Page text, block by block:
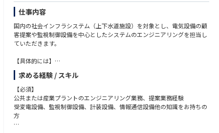
仕事内容
国内の社会インフラシステム（上下水道施設）を対象とし、電気設備の顧
客提案や監視制御設備を中心としたシステムのエンジニアリングを担当し
ていただきます。
【具体的には】
電気設備に関する提案案件のエンジニアリング業務
・システム検討、見積
・顧客への提案等
電気設備に関する受注案件のシステムエンジニアリング業務
・顧客との仕様協議
・システム・機器仕様の策定、工場への仕様引継ぎ
・工場・現地での顧客検査立会等
求める経験 / スキル
【必須】
公共または産業プラントのエンジニアリング業務、提案業務経験
受変電設備、監視制御設備、計装設備、情報通信設備他の知識をお持ちの
方